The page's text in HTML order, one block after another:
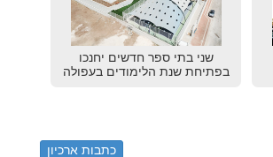
שני בתי ספר חדשים יחנכו
בפתיחת שנת הלימודים בעפולה
כתבות ארכיון